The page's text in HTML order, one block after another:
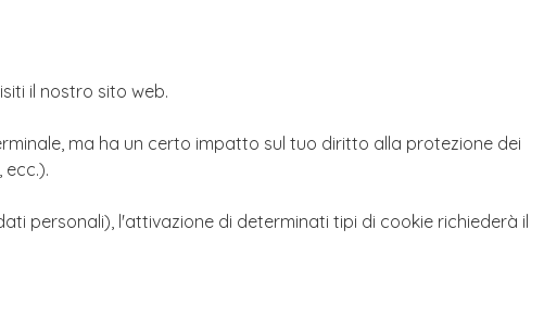
il nostro sito web.
ma ha un certo impatto sul tuo diritto alla protezione dei
personali), l'attivazione di determinati tipi di cookie richiederà il